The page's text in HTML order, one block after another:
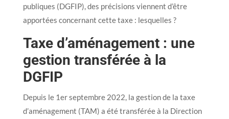
publiques (DGFIP), des précisions viennent d’être
apportées concernant cette taxe : lesquelles ?
Taxe d’aménagement : une
gestion transférée à la
DGFIP
Depuis le 1er septembre 2022, la gestion de la taxe
d’aménagement (TAM) a été transférée à la Direction